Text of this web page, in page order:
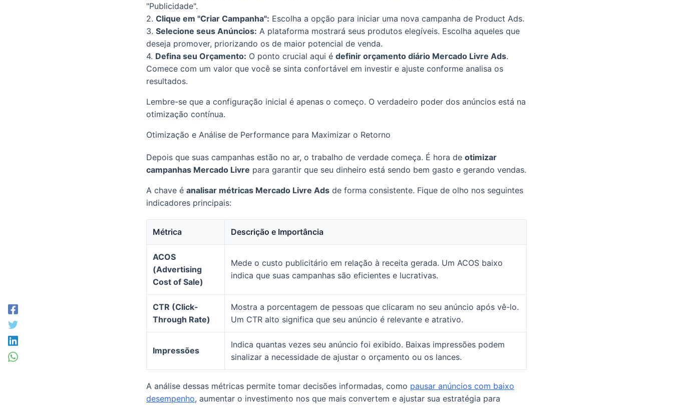
"Publicidade".
2. Clique em "Criar Campanha": Escolha a opção para iniciar uma nova campanha de Product Ads.
3. Selecione seus Anúncios: A plataforma mostrará seus produtos elegíveis. Escolha aqueles que
deseja promover, priorizando os de maior potencial de venda.
4. Defina seu Orçamento: O ponto crucial aqui é definir orçamento diário Mercado Livre Ads.
Comece com um valor que você se sinta confortável em investir e ajuste conforme analisa os
resultados.
Lembre-se que a configuração inicial é apenas o começo. O verdadeiro poder dos anúncios está na
otimização contínua.
Otimização e Análise de Performance para Maximizar o Retorno
Depois que suas campanhas estão no ar, o trabalho de verdade começa. É hora de otimizar
campanhas Mercado Livre para garantir que seu dinheiro está sendo bem gasto e gerando vendas.
A chave é analisar métricas Mercado Livre Ads de forma consistente. Fique de olho nos seguintes
indicadores principais:
Métrica Descrição e Importância
ACOS
(Advertising
Cost of Sale)
Mede o custo publicitário em relação à receita gerada. Um ACOS baixo
indica que suas campanhas são eficientes e lucrativas.
CTR (Click-
Through Rate)
Mostra a porcentagem de pessoas que clicaram no seu anúncio após vê-lo.
Um CTR alto significa que seu anúncio é relevante e atrativo.
Impressões
Indica quantas vezes seu anúncio foi exibido. Baixas impressões podem
sinalizar a necessidade de ajustar o orçamento ou os lances.
A análise dessas métricas permite tomar decisões informadas, como pausar anúncios com baixo
desempenho, aumentar o investimento nos que mais convertem e ajustar sua estratégia para